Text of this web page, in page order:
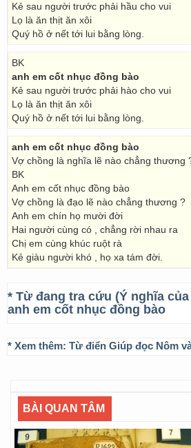
Kẻ sau người trước phải hầu cho vui
Lọ là ăn thịt ăn xôi
Quý hồ ở nết tới lui bằng lòng.
BK
anh em cốt nhục đồng bào
Kẻ sau người trước phải hào cho vui
Lọ là ăn thịt ăn xôi
Quý hồ ở nết tới lui bằng lòng.
anh em cốt nhục đồng bào
Vợ chồng là nghĩa lẽ nào chẳng thương
BK
Anh em cốt nhục đồng bào
Vợ chồng là đạo lẽ nào chẳng thương ?
Anh em chín họ mười đời
Hai người cùng có , chẳng rời nhau ra
Chị em cùng khúc ruột rà
Kẻ giàu người khó , họ xa tám đời.
* Từ đang tra cứu (Ý nghĩa
anh em cốt nhục đồng bào
* Xem thêm: Từ điển Giúp đọc Nôm
BÀI QUAN TÂM